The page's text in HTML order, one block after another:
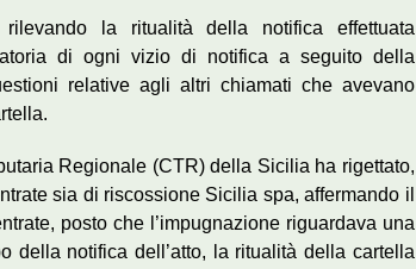
la ritualità della notifica effettuata
di ogni vizio di notifica a seguito della
relative agli altri chiamati che avevano
Regionale (CTR) della Sicilia ha rigettato,
sia di riscossione Sicilia spa, affermando il
posto che l’impugnazione riguardava una
della notifica dell’atto, la ritualità della cartella